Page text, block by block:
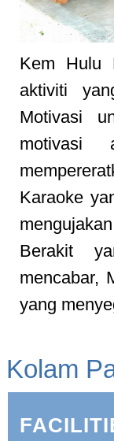
Kem Hulu
aktiviti
Motivasi
motivasi
Karaoke
Berakit
mencabar,
yang
Kolam